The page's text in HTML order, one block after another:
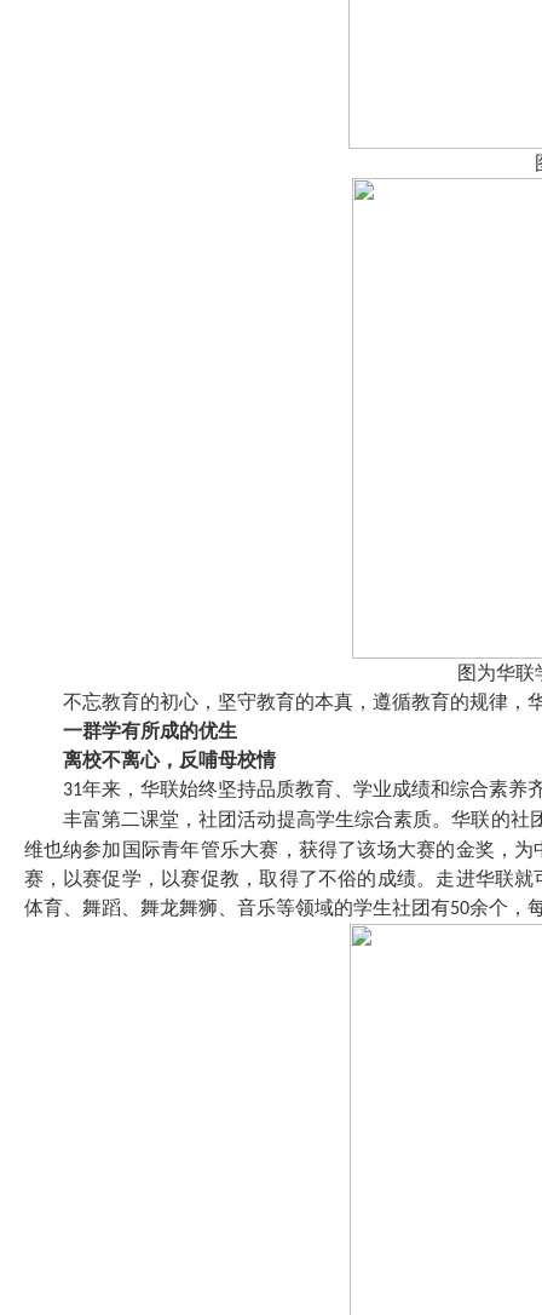
图为华联
不忘教育的初心，坚守教育的本真，遵循教育的规律，
一群学有所成的优生
离校不离心，反哺母校情
31年来，华联始终坚持品质教育、学业成绩和综合素养
丰富第二课堂，社团活动提高学生综合素质。华联的社
维也纳参加国际青年管乐大赛，获得了该场大赛的金奖，
赛，以赛促学，以赛促教，取得了不俗的成绩。走进华联
体育、舞蹈、舞龙舞狮、音乐等领域的学生社团有50余个，